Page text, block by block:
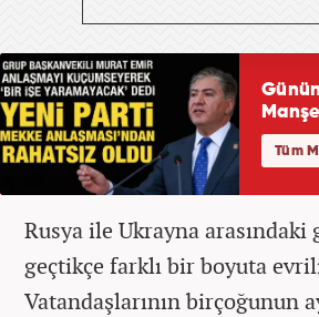
Rusya ile Ukrayna
geçtikçe farklı bir boyuta
Vatandaşlarının birçoğunun